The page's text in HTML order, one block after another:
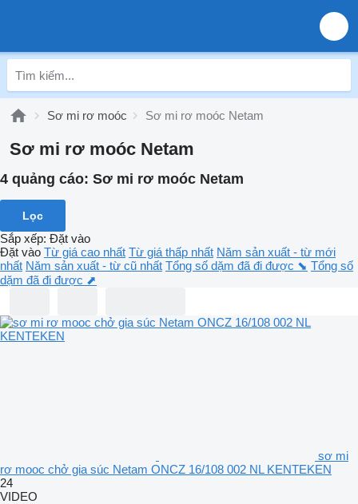
Sơ mi rơ moóc Sơ mi rơ moóc Netam
Sơ mi rơ moóc Netam
4 quảng cáo: Sơ mi rơ moóc Netam
Lọc
Sắp xếp: Đặt vào
Đặt vào Từ giá cao nhất Từ giá thấp nhất Năm sản xuất - từ mới
nhất Năm sản xuất - từ cũ nhất Tổng số dặm đã đi được ⬊ Tổng số
dặm đã đi được ⬈
sơ mi
rơ mooc chở gia súc Netam ONCZ 16/108 002 NL KENTEKEN
24
VIDEO